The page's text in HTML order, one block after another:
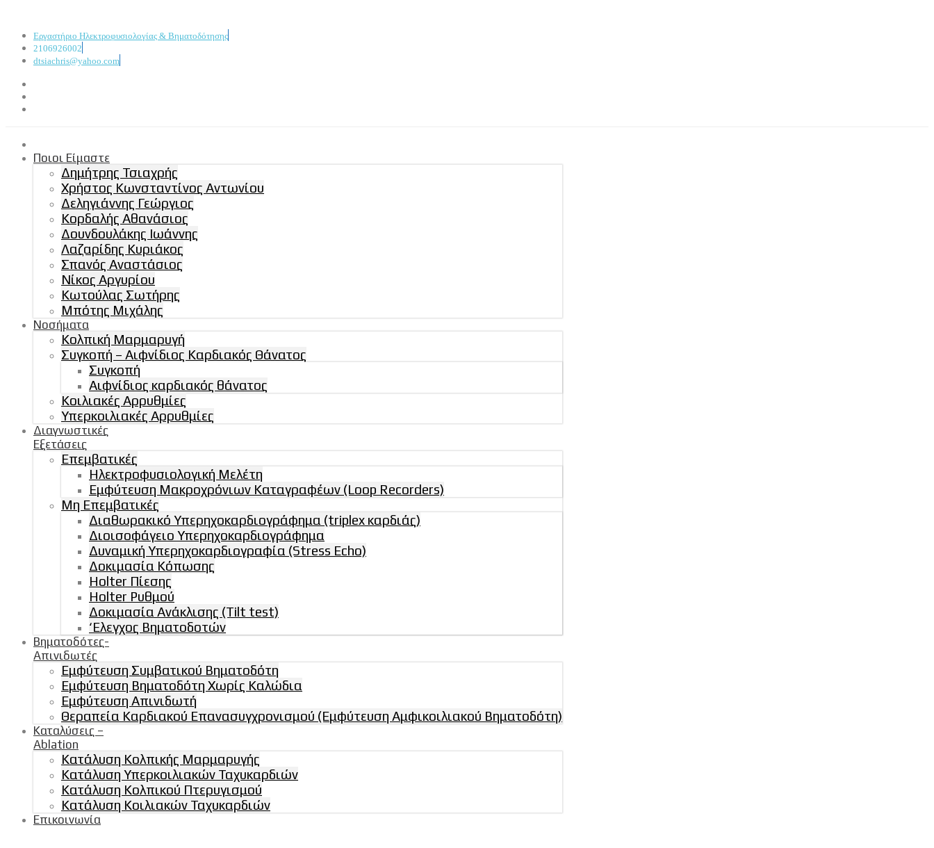
Εργαστήριο Ηλεκτροφυσιολογίας & Βηματοδότησης
2106926002
dtsiachris@yahoo.com
Ποιοι Είμαστε
Δημήτρης Τσιαχρής
Χρήστος Κωνσταντίνος Αντωνίου
Δεληγιάννης Γεώργιος
Κορδαλής Αθανάσιος
Δουνδουλάκης Ιωάννης
Λαζαρίδης Κυριάκος
Σπανός Αναστάσιος
Νίκος Αργυρίου
Κωτούλας Σωτήρης
Μπότης Μιχάλης
Νοσήματα
Κολπική Μαρμαρυγή
Συγκοπή – Αιφνίδιος Καρδιακός Θάνατος
Συγκοπή
Αιφνίδιος καρδιακός θάνατος
Κοιλιακές Αρρυθμίες
Υπερκοιλιακές Αρρυθμίες
Διαγνωστικές
Εξετάσεις
Επεμβατικές
Ηλεκτροφυσιολογική Μελέτη
Εμφύτευση Μακροχρόνιων Καταγραφέων (Loop Recorders)
Μη Επεμβατικές
Διαθωρακικό Υπερηχοκαρδιογράφημα (triplex καρδιάς)
Διοισοφάγειο Υπερηχοκαρδιογράφημα
Δυναμική Υπερηχοκαρδιογραφία (Stress Echo)
Δοκιμασία Κόπωσης
Holter Πίεσης
Holter Ρυθμού
Δοκιμασία Ανάκλισης (Tilt test)
‘Ελεγχος Βηματοδοτών
Βηματοδότες-
Απινιδωτές
Εμφύτευση Συμβατικού Βηματοδότη
Εμφύτευση Βηματοδότη Χωρίς Καλώδια
Εμφύτευση Απινιδωτή
Θεραπεία Καρδιακού Επανασυγχρονισμού (Εμφύτευση Αμφικοιλιακού Βηματοδότη)
Καταλύσεις –
Ablation
Κατάλυση Κολπικής Μαρμαρυγής
Κατάλυση Υπερκοιλιακών Ταχυκαρδιών
Κατάλυση Κολπικού Πτερυγισμού
Κατάλυση Κοιλιακών Ταχυκαρδιών
Επικοινωνία